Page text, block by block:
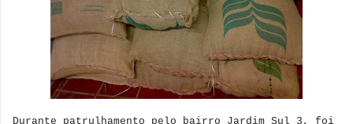
Durante patrulhamento pelo bairro Jardim Sul 3, foi